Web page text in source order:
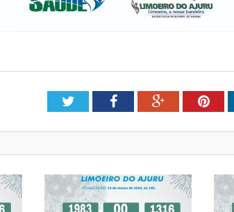
TwitterFacebookGoogle+